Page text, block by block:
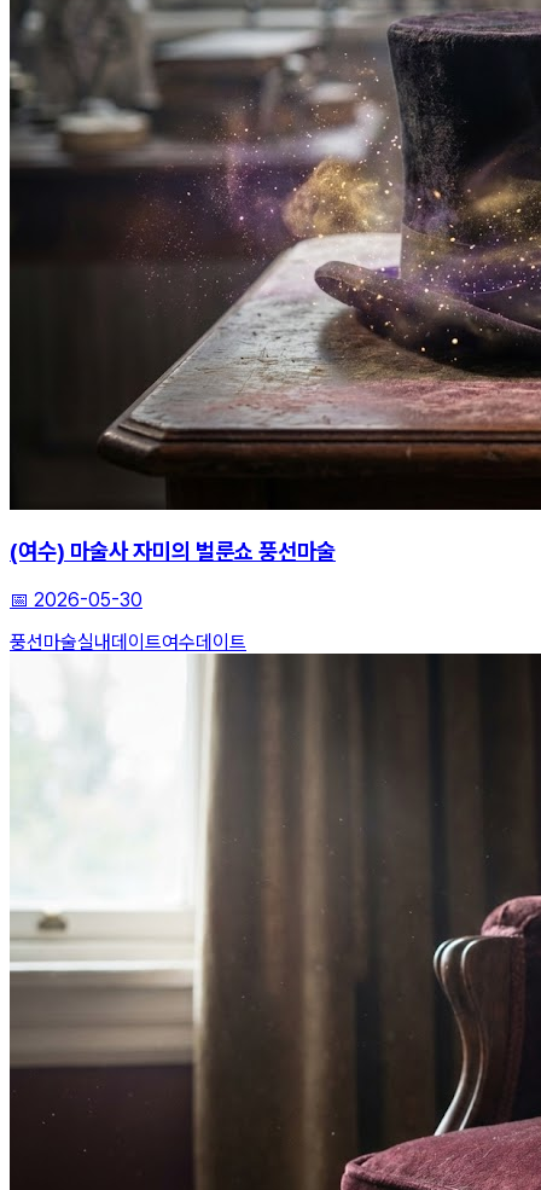
(여수) 마술사 자미의 벌룬쇼 풍선마술
📅 2026-05-30
풍선마술실내데이트여수데이트